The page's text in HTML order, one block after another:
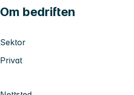
Om bedriften
Sektor
Privat